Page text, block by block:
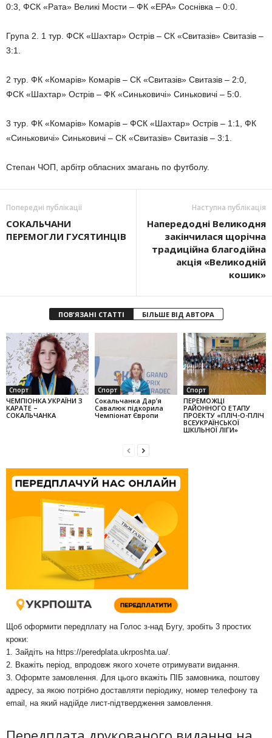
0:3, ФСК «Рата» Великі Мости – ФК «ЕРА» Соснівка – 0:0.
Група 2. 1 тур. ФСК «Шахтар» Острів – СК «Свитазів» Свитазів –
3:1.
2 тур. ФК «Комарів» Комарів – СК «Свитазів» Свитазів – 2:0,
ФСК «Шахтар» Острів – ФК «Синьковичі» Синьковичі – 5:0.
3 тур. ФК «Комарів» Комарів – ФСК «Шахтар» Острів – 1:1, ФК
«Синьковичі» Синьковичі – СК «Свитазів» Свитазів – 3:1.
Степан ЧОП, арбітр обласних змагань по футболу.
Попередні публікації
СОКАЛЬЧАНИ
ПЕРЕМОГЛИ ГУСЯТИНЦІВ
Наступна публікація
Напередодні Великодня
закінчилася щорічна
традиційна благодійна
акція «Великодній
кошик»
ПОВ'ЯЗАНІ СТАТТІ БІЛЬШЕ ВІД АВТОРА
Спорт
ЧЕМПІОНКА УКРАЇНИ З
КАРАТЕ –
СОКАЛЬЧАНКА
Спорт
Сокальчанка Дар’я
Савалюк підкорила
Чемпіонат Європи
Спорт
ПЕРЕМОЖЦІ
РАЙОННОГО ЕТАПУ
ПРОЕКТУ «ПЛІЧ-О-ПЛІЧ
ВСЕУКРАЇНСЬКОЇ
ШКІЛЬНОЇ ЛІГИ»
Щоб оформити передплату на Голос з-над Бугу, зробіть 3 простих
кроки:
1. Зайдіть на https://peredplata.ukrposhta.ua/
2. Вкажіть період, впродовж якого хочете отримувати видання.
3. Оформте замовлення. Для цього вкажіть ПІБ замовника, поштову
адресу, за якою потрібно доставляти періодику, номер телефону та
email, на який надійде лист-підтвердження замовлення.